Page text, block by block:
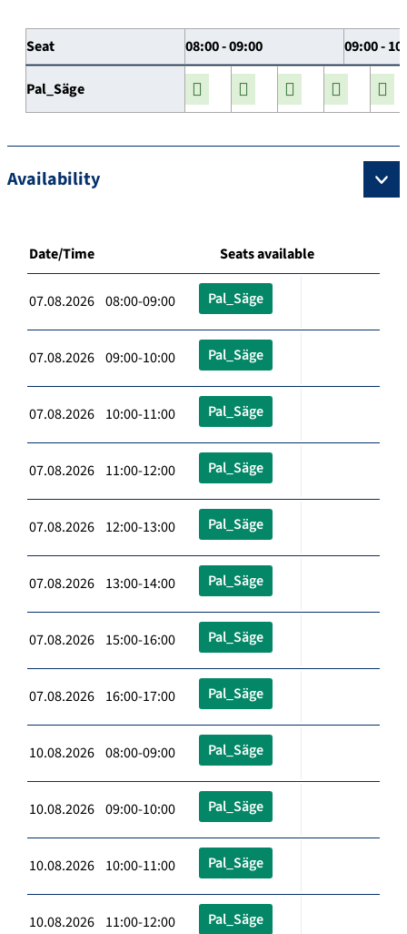
Seat 08:00 - 09:00 09:00 -
Pal_Säge
Availability
Date/Time Seats available
07.08.2026 08:00-09:00 Pal_Säge
07.08.2026 09:00-10:00 Pal_Säge
07.08.2026 10:00-11:00 Pal_Säge
07.08.2026 11:00-12:00 Pal_Säge
07.08.2026 12:00-13:00 Pal_Säge
07.08.2026 13:00-14:00 Pal_Säge
07.08.2026 15:00-16:00 Pal_Säge
07.08.2026 16:00-17:00 Pal_Säge
10.08.2026 08:00-09:00 Pal_Säge
10.08.2026 09:00-10:00 Pal_Säge
10.08.2026 10:00-11:00 Pal_Säge
10.08.2026 11:00-12:00 Pal_Säge